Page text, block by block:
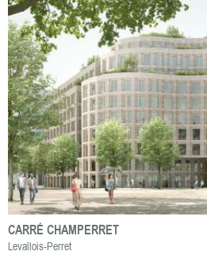
CARRÉ CHAMPERRET
Levallois-Perret